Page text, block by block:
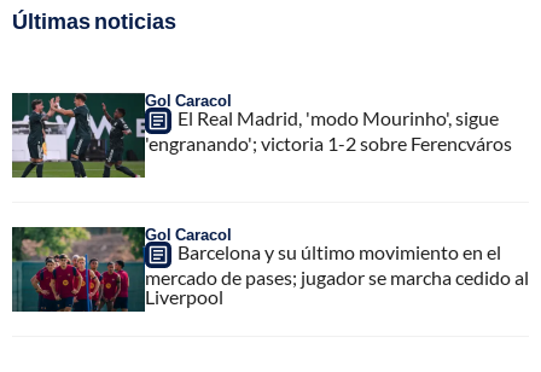
Últimas noticias
Gol Caracol
El Real Madrid, 'modo Mourinho', sigue
'engranando'; victoria 1-2 sobre Ferencváros
Gol Caracol
Barcelona y su último movimiento en el
mercado de pases; jugador se marcha cedido al
Liverpool